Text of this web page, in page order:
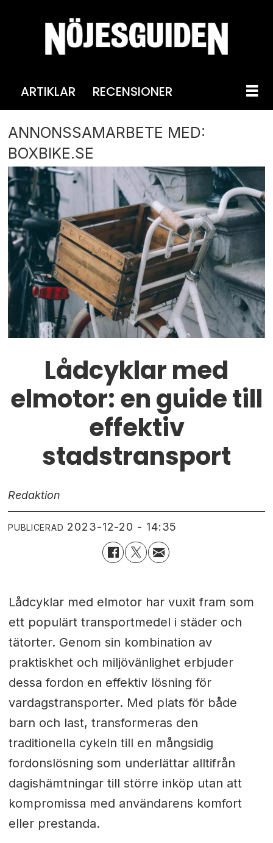
ARTIKLAR RECENSIONER
ANNONSSAMARBETE MED:
BOXBIKE.SE
Lådcyklar med
elmotor: en guide till
effektiv
stadstransport
Redaktion
PUBLICERAD 2023-12-20 - 14:35
Lådcyklar med elmotor har vuxit fram som
ett populärt transportmedel i städer och
tätorter. Genom sin kombination av
praktiskhet och miljövänlighet erbjuder
dessa fordon en effektiv lösning för
vardagstransporter. Med plats för både
barn och last, transformeras den
traditionella cykeln till en mångsidig
fordonslösning som underlättar alltifrån
dagishämtningar till större inköp utan att
kompromissa med användarens komfort
eller prestanda.